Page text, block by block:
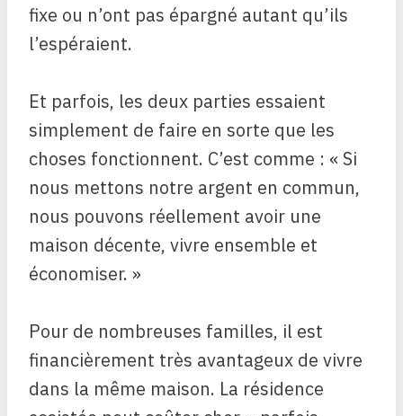
fixe ou n’ont pas épargné autant qu’ils
l’espéraient.
Et parfois, les deux parties essaient
simplement de faire en sorte que les
choses fonctionnent. C’est comme : « Si
nous mettons notre argent en commun,
nous pouvons réellement avoir une
maison décente, vivre ensemble et
économiser. »
Pour de nombreuses familles, il est
financièrement très avantageux de vivre
dans la même maison. La résidence